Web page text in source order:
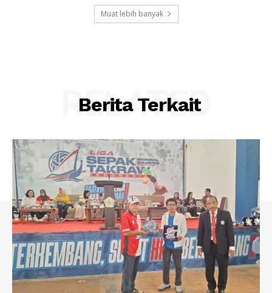
Muat lebih banyak
Berita Terkait
RELATED